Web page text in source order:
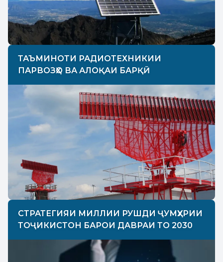
ТАЪМИНОТИ РАДИОТЕХНИКИИ
ПАРВОЗҲО ВА АЛОҚАИ БАРҚӢ
СТРАТЕГИЯИ МИЛЛИИ РУШДИ ҶУМҲУРИИ
ТОҶИКИСТОН БАРОИ ДАВРАИ ТО 2030